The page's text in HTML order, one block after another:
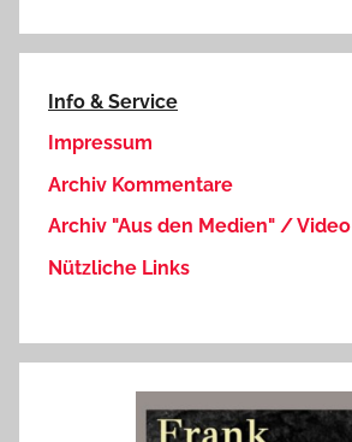
Info & Service
Impressum
Archiv Kommentare
Archiv "Aus den Medien" / Video
Nützliche Links